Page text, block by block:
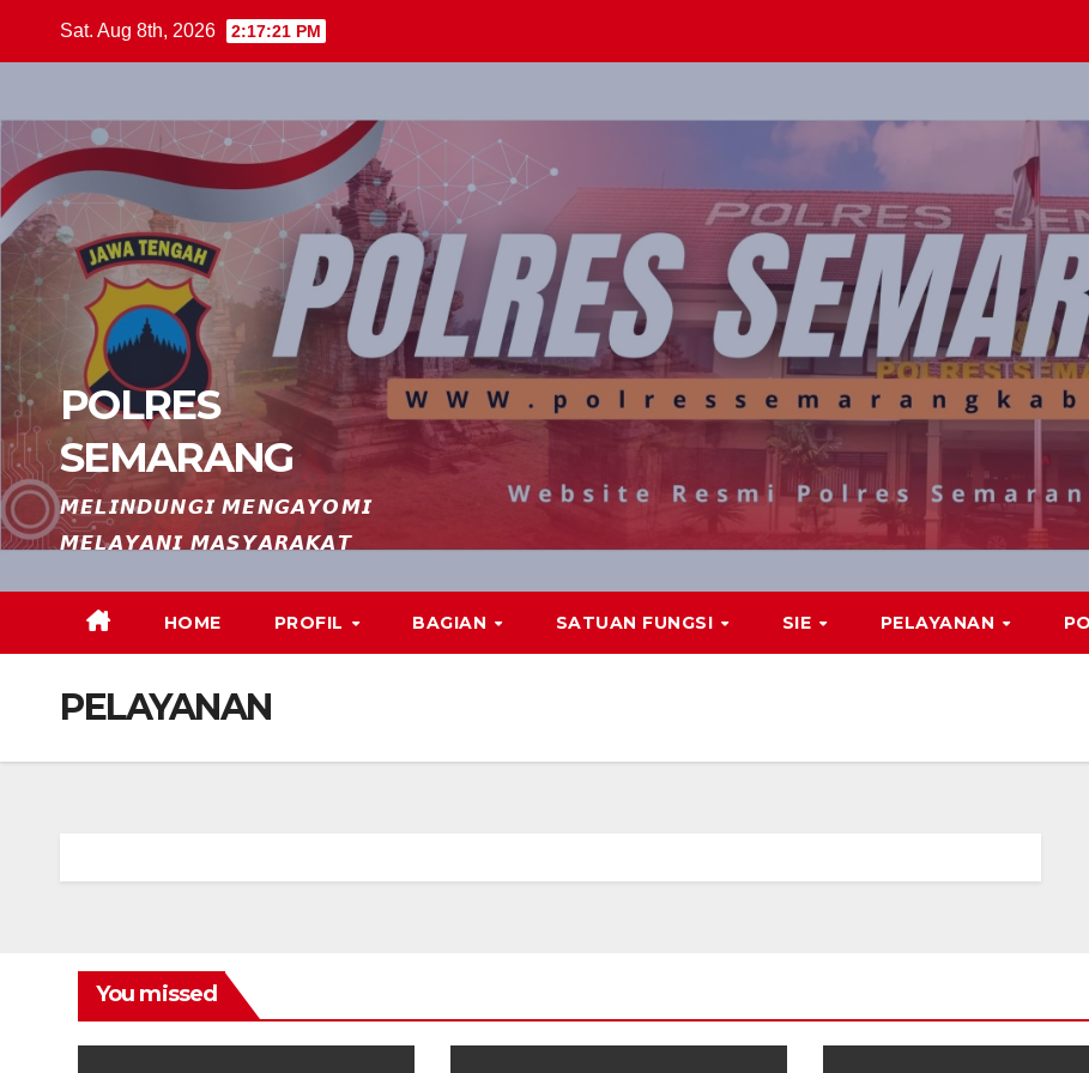
Sat. Aug 8th, 2026 2:17:22 PM
POLRES
SEMARANG
𝙈𝙀𝙇𝙄𝙉𝘿𝙐𝙉𝙂𝙄 𝙈𝙀𝙉𝙂𝘼𝙔𝙊𝙈𝙄
𝙈𝙀𝙇𝘼𝙔𝘼𝙉𝙄 𝙈𝘼𝙎𝙔𝘼𝙍𝘼𝙆𝘼𝙏
HOME PROFIL BAGIAN SATUAN FUNGSI SIE PELAYANAN
PELAYANAN
You missed